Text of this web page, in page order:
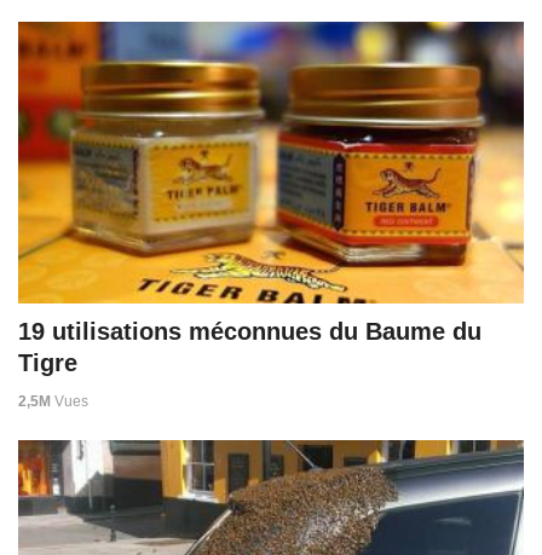
19 utilisations méconnues du Baume du
Tigre
2,5M Vues